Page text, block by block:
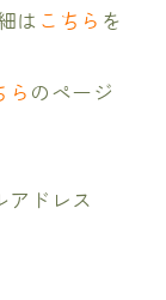
は こちら を
ら のページ
アドレス